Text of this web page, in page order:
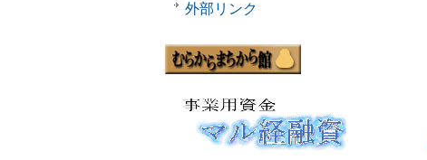
外部リンク